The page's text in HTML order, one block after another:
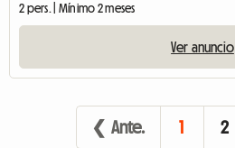
2 pers. | Mínimo 2 meses
Ver anuncio
❮ Ante. 1 2